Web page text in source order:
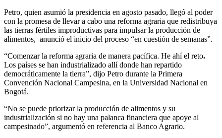
Petro, quien asumió la presidencia en agosto pasado, llegó al poder
con la promesa de llevar a cabo una reforma agraria que redistribuya
las tierras fértiles improductivas para impulsar la producción de
alimentos, anunció el inicio del proceso “en cuestión de semanas”.
“Comenzar la reforma agraria de manera pacífica. He ahí el reto.
Los países se han industrializado allí donde han repartido
democráticamente la tierra”, dijo Petro durante la Primera
Convención Nacional Campesina, en la Universidad Nacional en
Bogotá.
“No se puede priorizar la producción de alimentos y su
industrialización si no hay una palanca financiera que apoye al
campesinado”, argumentó en referencia al Banco Agrario.